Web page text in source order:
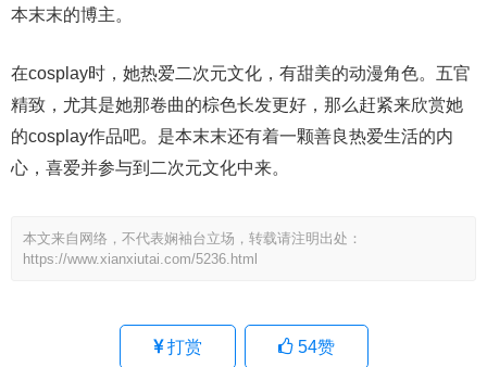
本末末的博主。
在cosplay时，她热爱二次元文化，有甜美的动漫角色。五官
精致，尤其是她那卷曲的棕色长发更好，那么赶紧来欣赏她
的cosplay作品吧。是本末末还有着一颗善良热爱生活的内
心，喜爱并参与到二次元文化中来。
本文来自网络，不代表娴袖台立场，转载请注明出处：
https://www.xianxiutai.com/5236.html
打赏 54赞